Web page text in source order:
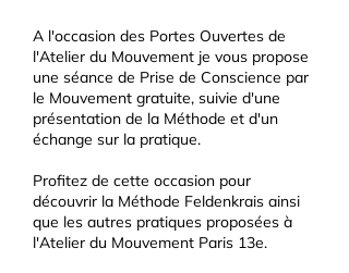
A l'occasion des Portes Ouvertes de
l'Atelier du Mouvement je vous propose
une séance de Prise de Conscience par
le Mouvement gratuite, suivie d'une
présentation de la Méthode et d'un
échange sur la pratique.
Profitez de cette occasion pour
découvrir la Méthode Feldenkrais ainsi
que les autres pratiques proposées à
l'Atelier du Mouvement Paris 13e.